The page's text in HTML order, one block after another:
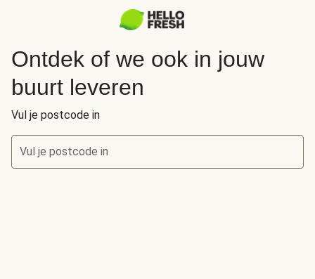
Ontdek of we ook in jouw
buurt leveren
Vul je postcode in
Vul je postcode in